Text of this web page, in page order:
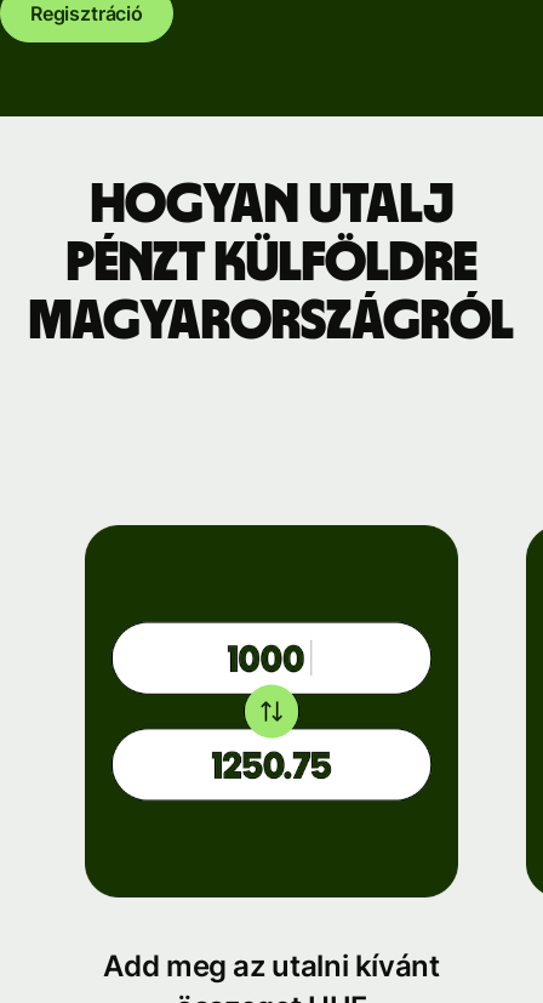
Regisztráció
Hogyan utalj
pénzt külföldre
Magyarországról
Add meg az utalni kívánt